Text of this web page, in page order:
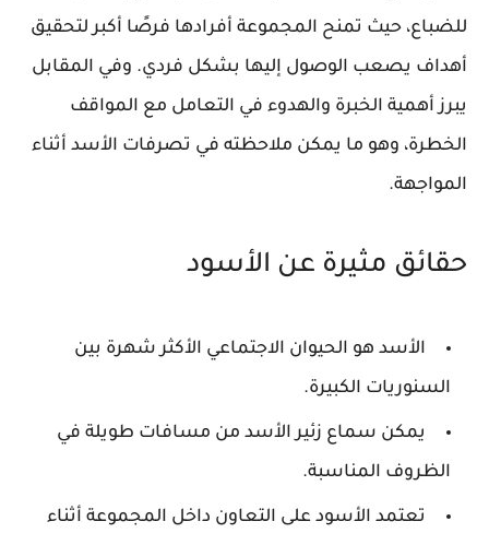
للضباع، حيث تمنح المجموعة أفرادها فرصًا أكبر لتحقيق
أهداف يصعب الوصول إليها بشكل فردي. وفي المقابل
يبرز أهمية الخبرة والهدوء في التعامل مع المواقف
الخطرة، وهو ما يمكن ملاحظته في تصرفات الأسد أثناء
المواجهة.
حقائق مثيرة عن الأسود
الأسد هو الحيوان الاجتماعي الأكثر شهرة بين
السنوريات الكبيرة.
يمكن سماع زئير الأسد من مسافات طويلة في
الظروف المناسبة.
تعتمد الأسود على التعاون داخل المجموعة أثناء